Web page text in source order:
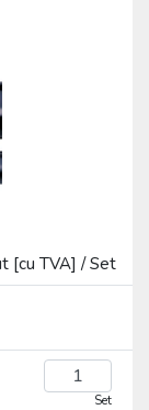
[cu TVA] / Set
Set